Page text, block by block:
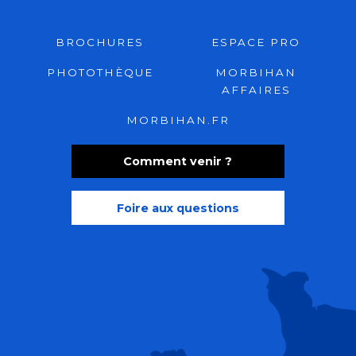
Comment venir ?
Foire aux questions
BROCHURES ESPACE PRO
PHOTOTHÈQUE
MORBIHAN
AFFAIRES
MORBIHAN.FR